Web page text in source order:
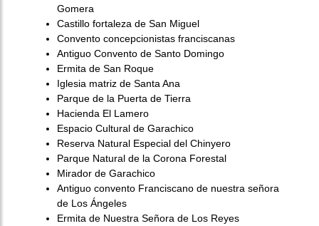
Gomera
Castillo fortaleza de San Miguel
Convento concepcionistas franciscanas
Antiguo Convento de Santo Domingo
Ermita de San Roque
Iglesia matriz de Santa Ana
Parque de la Puerta de Tierra
Hacienda El Lamero
Espacio Cultural de Garachico
Reserva Natural Especial del Chinyero
Parque Natural de la Corona Forestal
Mirador de Garachico
Antiguo convento Franciscano de nuestra señora
de Los Ángeles
Ermita de Nuestra Señora de Los Reyes